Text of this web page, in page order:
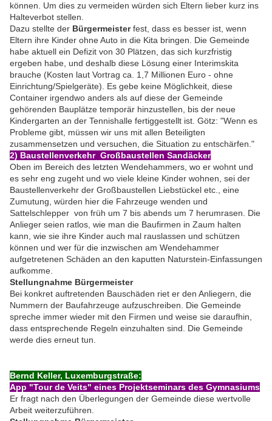
können. Um dies zu vermeiden würden sich Eltern lieber kurz ins
Halteverbot stellen.
Dazu stellte der Bürgermeisterfest, dass es besser ist, wenn
Eltern ihre Kinder ohne Auto in die Kita bringen. Die Gemeinde
habe aktuell ein Defizit von 30 Plätzen, das sich kurzfristig
ergeben habe, und deshalb diese Lösung einer Interimskita
brauche (Kosten laut Vortrag ca. 1,7 Millionen Euro - ohne
Einrichtung/Spielgeräte). Es gebe keine Möglichkeit, diese
Container irgendwo anders als auf diese der Gemeinde
gehörenden Bauplätze temporär hinzustellen, bis der neue
Kindergarten an der Tennishalle fertiggestellt ist. Götz: "Wenn es
Probleme gibt, müssen wir uns mit allen Beteiligten
zusammensetzen und versuchen, die Situation zu entschärfen."
2) Baustellenverkehr Großbaustellen Sandäcker
Oben im Bereich des letzten Wendehammers, wo er wohnt und
es sehr eng zugeht und wo viele kleine Kinder wohnen, sei der
Baustellenverkehr der Großbaustellen Liebstückel etc., eine
Zumutung, würden hier die Fahrzeuge wenden und
Sattelschlepper von früh um 7 bis abends um 7 herumrasen. Die
Anlieger seien ratlos, wie man die Baufirmen in Zaum halten
kann, wie sie ihre Kinder auch mal rauslassen und schützen
können und wer für die inzwischen am Wendehammer
aufgetretenen Schäden an den kaputten Naturstein-Einfassungen
aufkomme.
Stellungnahme Bürgermeister
Bei konkret auftretenden Bauschäden riet er den Anliegern, die
Nummern der Baufahrzeuge aufzuschreiben. Die Gemeinde
spreche immer wieder mit den Firmen und weise sie daraufhin,
dass entsprechende Regeln einzuhalten sind. Die Gemeinde
werde dies erneut tun.
Bernd Keller, Luxemburgstraße:
App "Tour de Veits" eines Projektseminars des Gymnasiums
Er fragt nach den Überlegungen der Gemeinde diese wertvolle
Arbeit weiterzuführen.